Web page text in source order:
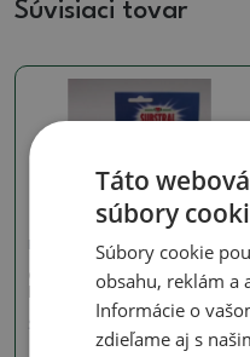
Súvisiaci tovar
Careo Saprol 30 ml -
hubové choroby
Táto
súbory
Súbory cookie
obsahu, reklám a
Informácie o
zdieľame aj s